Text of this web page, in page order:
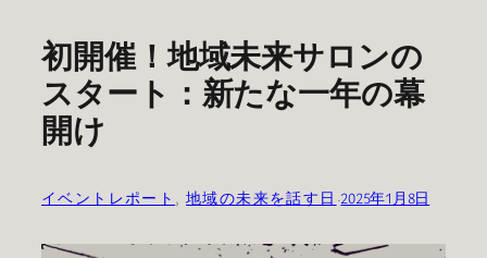
初開催！地域未来サロンの
スタート：新たな一年の幕
開け
イベントレポート , 地域の未来を話す日 ·2025年1月8日